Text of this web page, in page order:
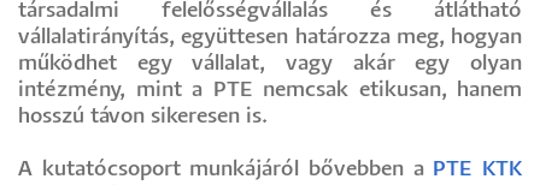
társadalmi felelősségvállalás és átlátható
vállalatirányítás, együttesen határozza meg, hogyan
működhet egy vállalat, vagy akár egy olyan
intézmény, mint a PTE nemcsak etikusan, hanem
hosszú távon sikeresen is.
A kutatócsoport munkájáról bővebben a PTE KTK